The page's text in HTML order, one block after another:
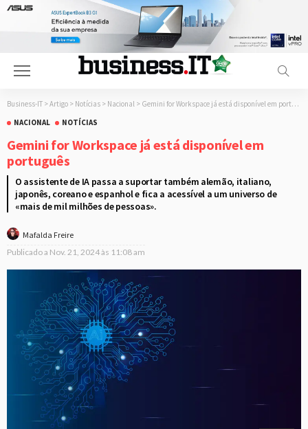
Business-IT > Artigo > Notícias > Nacional > Gemini for Workspace já está disponível em português
NACIONAL
NOTÍCIAS
Gemini for Workspace já está disponível em
português
O assistente de IA passa a suportar também alemão, italiano,
japonês, coreano e espanhol e fica a acessível a um universo de
«mais de mil milhões de pessoas».
Mafalda Freire
Publicado a Nov. 21, 2024 às 11:08 am